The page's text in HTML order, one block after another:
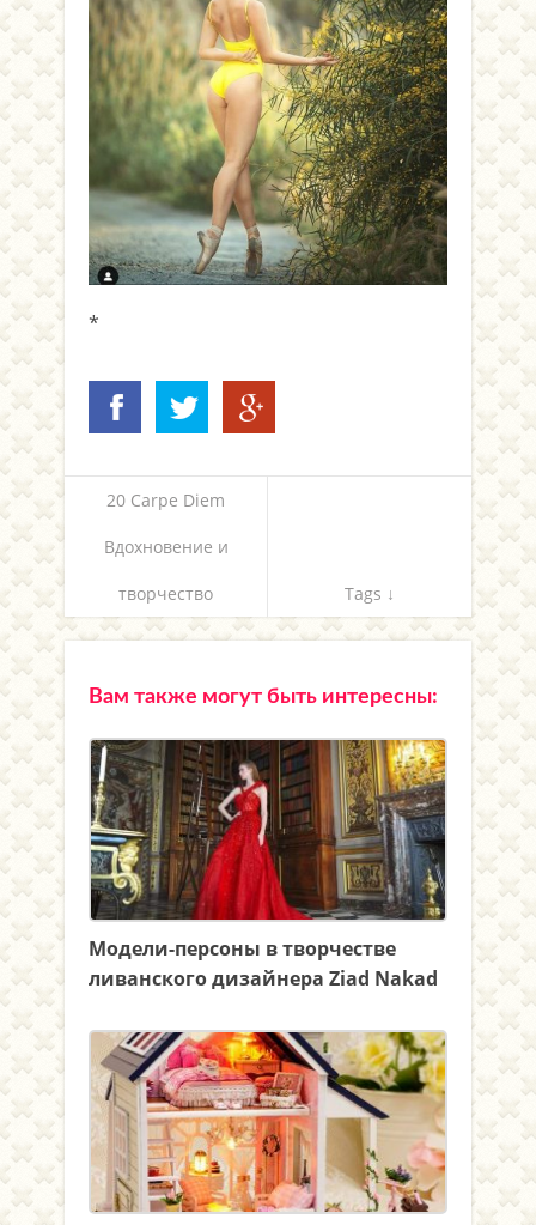
*
20 Carpe Diem
Вдохновение и
творчество Tags ↓
Вам также могут быть интересны:
Модели-персоны в творчестве
ливанского дизайнера Ziad Nakad